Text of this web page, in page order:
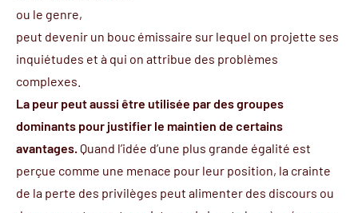
ou le genre,
peut devenir un bouc émissaire sur lequel on projette ses
inquiétudes et à qui on attribue des problèmes
complexes.
La peur peut aussi être utilisée par des groupes
dominants pour justifier le maintien de certains
avantages. Quand l’idée d’une plus grande égalité est
perçue comme une menace pour leur position, la crainte
de la perte des privilèges peut alimenter des discours ou